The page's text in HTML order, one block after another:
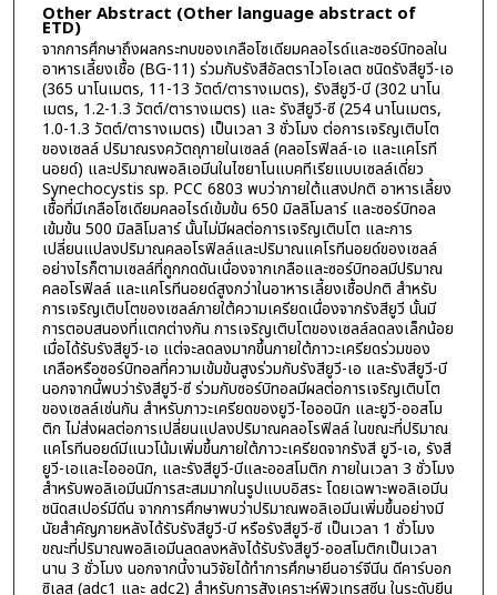
Other Abstract (Other language abstract of
ETD)
จากการศึกษาถึงผลกระทบของเกลือโซเดียมคลอไรด์และซอร์บิทอลใน
อาหารเลี้ยงเชื้อ (BG-11) ร่วมกับรังสีอัลตราไวโอเลต ชนิดรังสียูวี-เอ
(365 นาโนเมตร, 11-13 วัตต์/ตารางเมตร), รังสียูวี-บี (302 นาโน
เมตร, 1.2-1.3 วัตต์/ตารางเมตร) และ รังสียูวี-ซี (254 นาโนเมตร,
1.0-1.3 วัตต์/ตารางเมตร) เป็นเวลา 3 ชั่วโมง ต่อการเจริญเติบโต
ของเซลล์ ปริมาณรงควัตถุภายในเซลล์ (คลอโรฟิลล์-เอ และแคโรที
นอยด์) และปริมาณพอลิเอมีนในไซยาโนแบคทีเรียแบบเซลล์เดี่ยว
Synechocystis sp. PCC 6803 พบว่าภายใต้แสงปกติ อาหารเลี้ยง
เชื้อที่มีเกลือโซเดียมคลอไรด์เข้มข้น 650 มิลลิโมลาร์ และซอร์บิทอล
เข้มข้น 500 มิลลิโมลาร์ นั้นไม่มีผลต่อการเจริญเติบโต และการ
เปลี่ยนแปลงปริมาณคลอโรฟิลล์และปริมาณแคโรทีนอยด์ของเซลล์
อย่างไรก็ตามเซลล์ที่ถูกกดดันเนื่องจากเกลือและซอร์บิทอลมีปริมาณ
คลอโรฟิลล์ และแคโรทีนอยด์สูงกว่าในอาหารเลี้ยงเชื้อปกติ สำหรับ
การเจริญเติบโตของเซลล์ภายใต้ความเครียดเนื่องจากรังสียูวี นั้นมี
การตอบสนองที่แตกต่างกัน การเจริญเติบโตของเซลล์ลดลงเล็กน้อย
เมื่อได้รับรังสียูวี-เอ แต่จะลดลงมากขึ้นภายใต้ภาวะเครียดร่วมของ
เกลือหรือซอร์บิทอลที่ความเข้มข้นสูงร่วมกับรังสียูวี-เอ และรังสียูวี-บี
นอกจากนี้พบว่ารังสียูวี-ซี ร่วมกับซอร์บิทอลมีผลต่อการเจริญเติบโต
ของเซลล์เช่นกัน สำหรับภาวะเครียดของยูวี-ไอออนิก และยูวี-ออสโม
ติก ไม่ส่งผลต่อการเปลี่ยนแปลงปริมาณคลอโรฟิลล์ ในขณะที่ปริมาณ
แคโรทีนอยด์มีแนวโน้มเพิ่มขึ้นภายใต้ภาวะเครียดจากรังสี ยูวี-เอ, รังสี
ยูวี-เอและไอออนิก, และรังสียูวี-บีและออสโมติก ภายในเวลา 3 ชั่วโมง
สำหรับพอลิเอมีนมีการสะสมมากในรูปแบบอิสระ โดยเฉพาะพอลิเอมีน
ชนิดสเปอร์มีดีน จากการศึกษาพบว่าปริมาณพอลิเอมีนเพิ่มขึ้นอย่างมี
นัยสำคัญภายหลังได้รับรังสียูวี-บี หรือรังสียูวี-ซี เป็นเวลา 1 ชั่วโมง
ขณะที่ปริมาณพอลิเอมีนลดลงหลังได้รับรังสียูวี-ออสโมติกเป็นเวลา
นาน 3 ชั่วโมง นอกจากนี้งานวิจัยได้ทำการศึกษายีนอาร์จีนีน ดีคาร์บอก
ซิเลส (adc1 และ adc2) สำหรับการสังเคราะห์พิวเทรสซีน ในระดับยีน